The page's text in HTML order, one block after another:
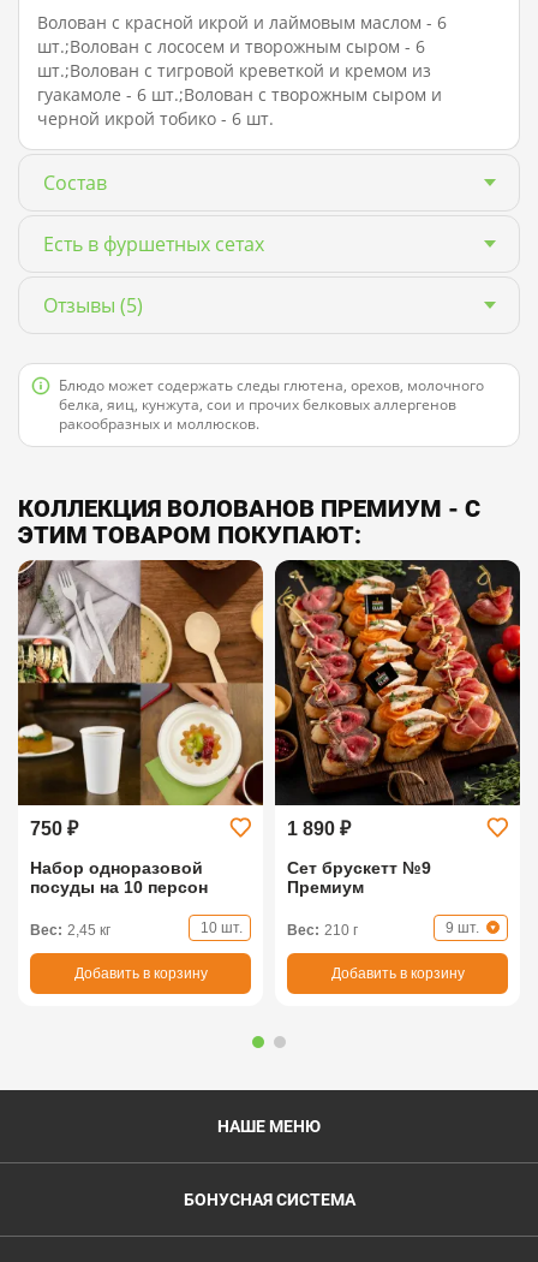
Волован с красной икрой и лаймовым маслом - 6
шт.;Волован с лососем и творожным сыром - 6
шт.;Волован с тигровой креветкой и кремом из
гуакамоле - 6 шт.;Волован с творожным сыром и
черной икрой тобико - 6 шт.
Состав
Есть в фуршетных сетах
Отзывы (5)
Блюдо может содержать следы глютена, орехов, молочного
белка, яиц, кунжута, сои и прочих белковых аллергенов
ракообразных и моллюсков.
КОЛЛЕКЦИЯ ВОЛОВАНОВ ПРЕМИУМ - С
ЭТИМ ТОВАРОМ ПОКУПАЮТ:
750 ₽
Набор одноразовой
посуды на 10 персон
Вес: 2,45 кг 10 шт.
Добавить в корзину
1 890 ₽
Сет брускетт №9
Премиум
Вес: 210 г 9 шт.
Добавить в корзину
НАШЕ МЕНЮ
БОНУСНАЯ СИСТЕМА